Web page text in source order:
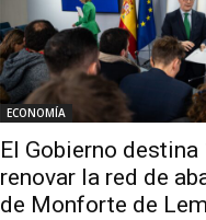
ECONOMÍA
El Gobierno
renovar la red de
de Monforte de